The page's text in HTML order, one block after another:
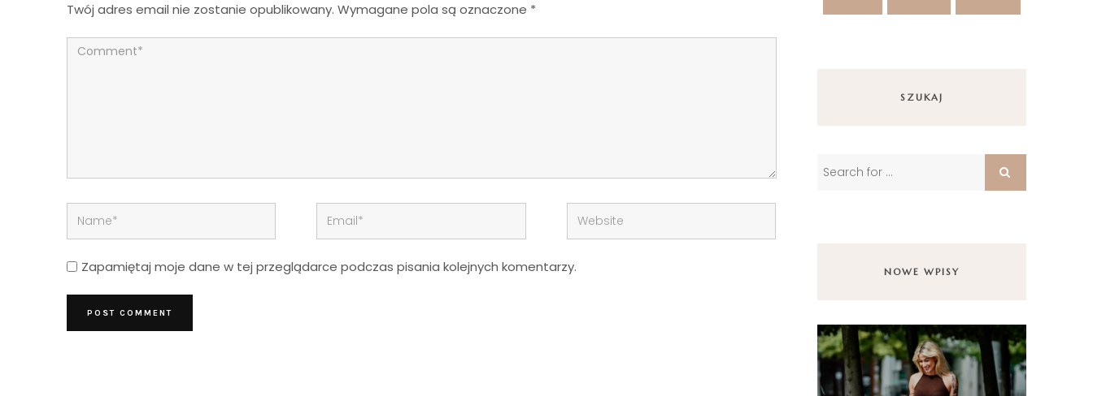
Twój adres email nie zostanie opublikowany. Wymagane pola są oznaczone *
Zapamiętaj moje dane w tej przeglądarce podczas pisania kolejnych komentarzy.
SZUKAJ
NOWE WPISY